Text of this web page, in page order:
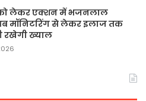
लेकर एक्शन में भजनलाल
मॉनिटरिंग से लेकर इलाज तक
रखेगी ख्याल